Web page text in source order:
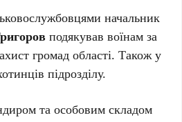
начальник
подякував воїнам за
громад області. Також у
підрозділу.
та особовим складом